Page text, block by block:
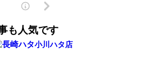
も人気です
小川ハタ店